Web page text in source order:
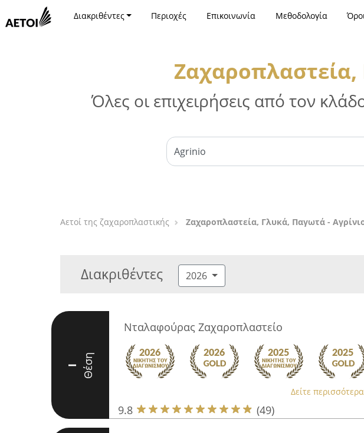
Διακριθέντες Περιοχές Επικοινωνία Μεθοδολογία
Όλες οι επιχειρήσεις από τον
Αετοί της ζαχαροπλαστικής Ζαχαροπλαστεία, Γλυκά, Παγωτά -
Διακριθέντες 2026
I Θέση
Νταλαφούρας Ζαχαροπλαστείο
Δείτε
9.8 (49)